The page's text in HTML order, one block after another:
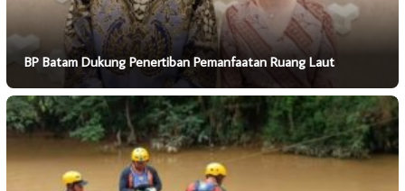
BP Batam Dukung Penertiban Pemanfaatan Ruang Laut